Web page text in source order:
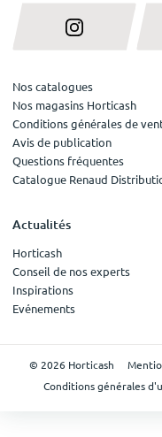
Nos catalogues
Nos magasins Horticash
Conditions générales de
Avis de publication
Questions fréquentes
Catalogue Renaud
Actualités
Horticash
Conseil de nos experts
Inspirations
Evénements
© 2026 Horticash
Conditions générales